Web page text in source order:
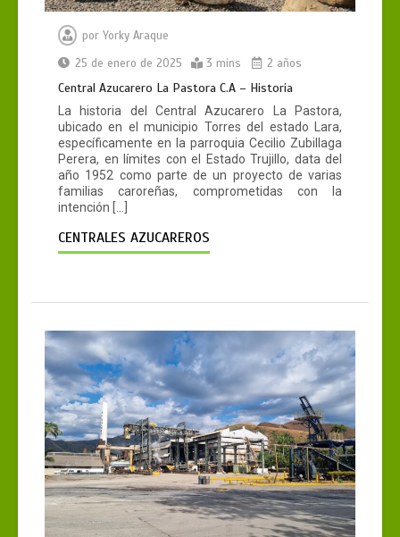
por Yorky Araque
25 de enero de 2025
3 mins 2 años
Central Azucarero La Pastora C.A – Historia
La historia del Central Azucarero La Pastora,
ubicado en el municipio Torres del estado Lara,
específicamente en la parroquia Cecilio Zubillaga
Perera, en límites con el Estado Trujillo, data del
año 1952 como parte de un proyecto de varias
familias caroreñas, comprometidas con la
intención […]
CENTRALES AZUCAREROS